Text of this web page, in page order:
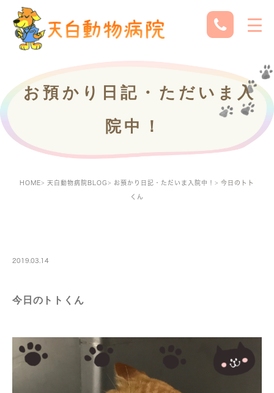
お預かり日記・ただいま入
院中！
HOME 天白動物病院BLOG お預かり日記・ただいま入院中！ 今日のトト
くん
2019.03.14
今日のトトくん